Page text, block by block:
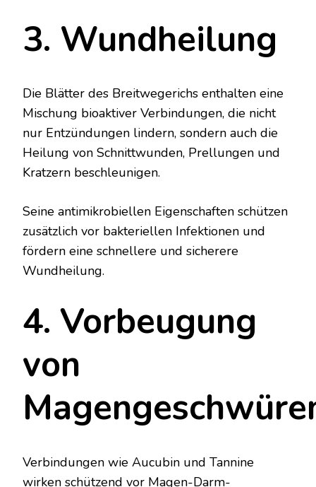
3. Wundheilung
Die Blätter des Breitwegerichs enthalten eine
Mischung bioaktiver Verbindungen, die nicht
nur Entzündungen lindern, sondern auch die
Heilung von Schnittwunden, Prellungen und
Kratzern beschleunigen.
Seine antimikrobiellen Eigenschaften schützen
zusätzlich vor bakteriellen Infektionen und
fördern eine schnellere und sicherere
Wundheilung.
4. Vorbeugung
von
Verbindungen wie Aucubin und Tannine
wirken schützend vor Magen-Darm-